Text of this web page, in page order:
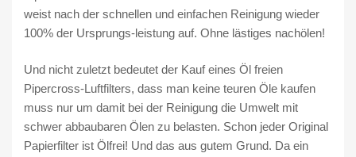
weist nach der schnellen und einfachen Reinigung wieder
100% der Ursprungs-leistung auf. Ohne lästiges nachölen!
Und nicht zuletzt bedeutet der Kauf eines Öl freien
Pipercross-Luftfilters, dass man keine teuren Öle kaufen
muss nur um damit bei der Reinigung die Umwelt mit
schwer abbaubaren Ölen zu belasten. Schon jeder Original
Papierfilter ist Ölfrei! Und das aus gutem Grund. Da ein